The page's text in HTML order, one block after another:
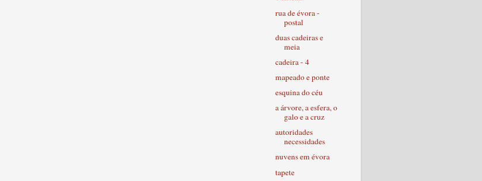
rua de évora -
postal
duas cadeiras e
meia
cadeira - 4
mapeado e ponte
esquina do céu
a árvore, a esfera, o
galo e a cruz
autoridades
necessidades
nuvens em évora
tapete